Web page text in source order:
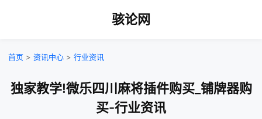
骇论网
首页 > 资讯中心 > 行业资讯
独家教学!微乐四川麻将插件购买_铺牌器购
买-行业资讯